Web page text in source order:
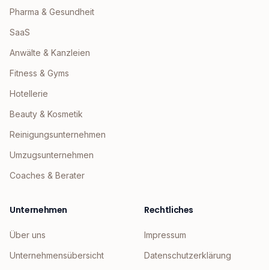
Pharma & Gesundheit
SaaS
Anwälte & Kanzleien
Fitness & Gyms
Hotellerie
Beauty & Kosmetik
Reinigungsunternehmen
Umzugsunternehmen
Coaches & Berater
Unternehmen
Über uns
Unternehmensübersicht
Rechtliches
Impressum
Datenschutzerklärung